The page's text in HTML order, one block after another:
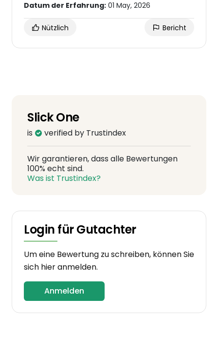
Datum der Erfahrung: 01 May, 2026
Nützlich Bericht
Slick One
is verified by Trustindex
Wir garantieren, dass alle Bewertungen
100% echt sind.
Was ist Trustindex?
Login für Gutachter
Um eine Bewertung zu schreiben, können Sie
sich hier anmelden.
Anmelden